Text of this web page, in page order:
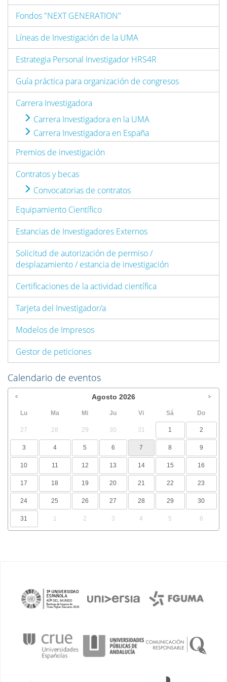
Fondos "NEXT GENERATION"
Líneas de Investigación de la UMA
Estrategia Personal Investigador HRS4R
Guía práctica para organización de congresos
Carrera Investigadora
Carrera Investigadora en la UMA
Carrera Investigadora en España
Premios de investigación
Contratos y becas
Convocatorias de contratos
Equipamiento Científico
Estancias de Investigadores Externos
Solicitud de autorización de permiso /
desplazamiento / estancia de investigación
Certificaciones de la actividad científica
Tarjeta del Investigador/a
Modelos de Impresos
Gestor de peticiones
Calendario de eventos
Agosto 2026
Lu Ma Mi Ju Vi Sá Do
27 28 29 30 31 1 2
3 4 5 6 7 8 9
10 11 12 13 14 15 16
17 18 19 20 21 22 23
24 25 26 27 28 29 30
31 1 2 3 4 5 6